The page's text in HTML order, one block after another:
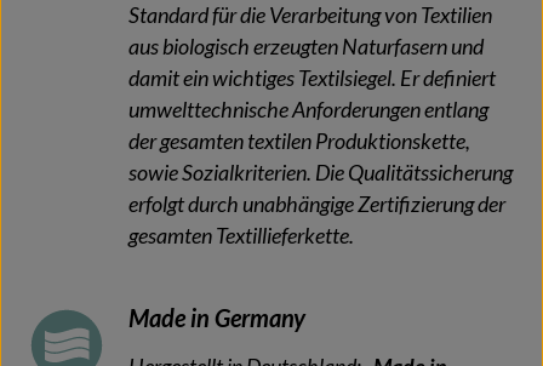
Standard für die Verarbeitung von Textilien
aus biologisch erzeugten Naturfasern und
damit ein wichtiges Textilsiegel. Er definiert
umwelttechnische Anforderungen entlang
der gesamten textilen Produktionskette,
sowie Sozialkriterien. Die Qualitätssicherung
erfolgt durch unabhängige Zertifizierung der
gesamten Textillieferkette.
Made in Germany